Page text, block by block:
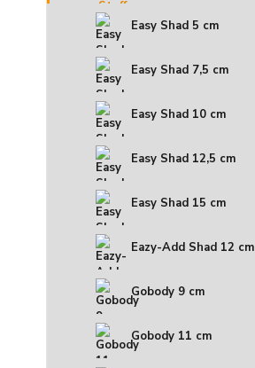
Easy Shad 5 cm
Easy Shad 7,5 cm
Easy Shad 10 cm
Easy Shad 12,5 cm
Easy Shad 15 cm
Eazy-Add Shad 12 cm
Gobody 9 cm
Gobody 11 cm